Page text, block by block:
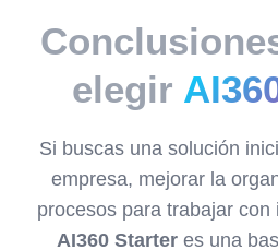
elegir
Si buscas una solución
empresa, mejorar la
procesos para trabajar
AI360 Starteres una